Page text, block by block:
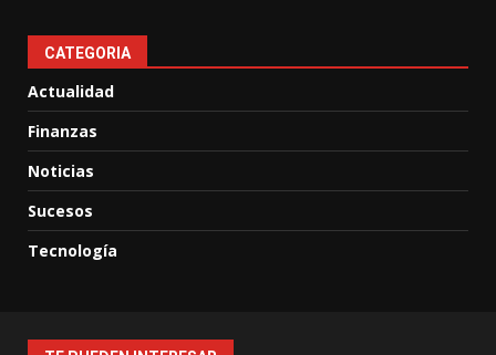
CATEGORIA
Actualidad
Finanzas
Noticias
Sucesos
Tecnología